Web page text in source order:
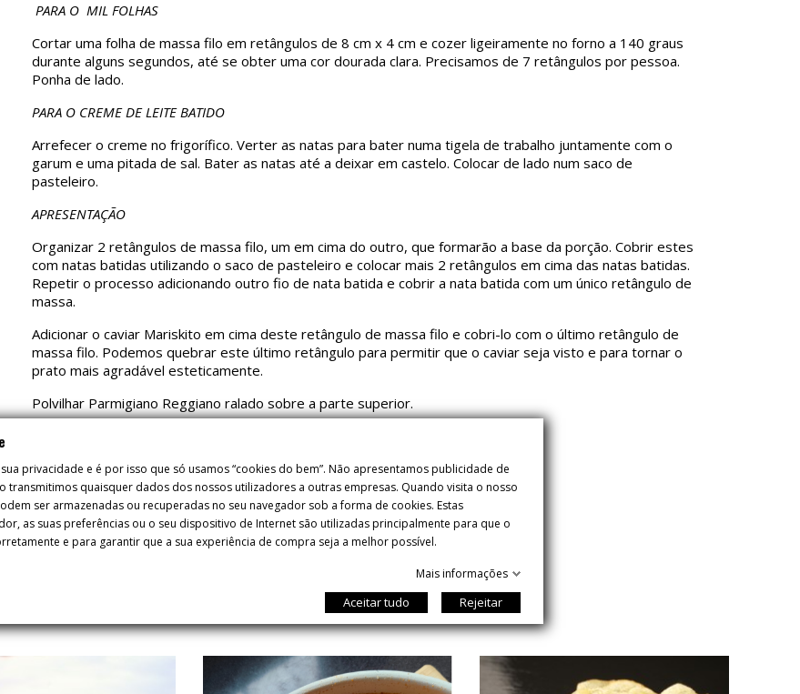
PARA O MIL FOLHAS
Cortar uma folha de massa filo em retângulos de 8 cm x 4 cm e cozer ligeiramente no forno a 140 graus
durante alguns segundos, até se obter uma cor dourada clara. Precisamos de 7 retângulos por pessoa.
Ponha de lado.
PARA O CREME DE LEITE BATIDO
Arrefecer o creme no frigorífico. Verter as natas para bater numa tigela de trabalho juntamente com o
garum e uma pitada de sal. Bater as natas até a deixar em castelo. Colocar de lado num saco de
pasteleiro.
APRESENTAÇÃO
Organizar 2 retângulos de massa filo, um em cima do outro, que formarão a base da porção. Cobrir estes
com natas batidas utilizando o saco de pasteleiro e colocar mais 2 retângulos em cima das natas batidas.
Repetir o processo adicionando outro fio de nata batida e cobrir a nata batida com um único retângulo de
massa.
Adicionar o caviar Mariskito em cima deste retângulo de massa filo e cobri-lo com o último retângulo de
massa filo. Podemos quebrar este último retângulo para permitir que o caviar seja visto e para tornar o
prato mais agradável esteticamente.
Polvilhar Parmigiano Reggiano ralado sobre a parte superior.
privacidade e é por isso que só usamos “cookies do bem”. Não apresentamos publicidade de
transmitimos quaisquer dados dos nossos utilizadores a outras empresas. Quando visita o nosso
ser armazenadas ou recuperadas no seu navegador sob a forma de cookies. Estas
as suas preferências ou o seu dispositivo de Internet são utilizadas principalmente para que o
e para garantir que a sua experiência de compra seja a melhor possível.
Mais informações
Aceitar tudo Rejeitar